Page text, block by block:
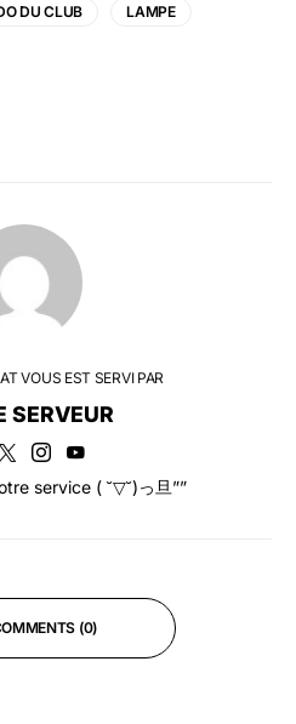
DU CLUB LAMPE
VOUS EST SERVI PAR
SERVEUR
service ( ˘▽˘)っ旦””
(0)